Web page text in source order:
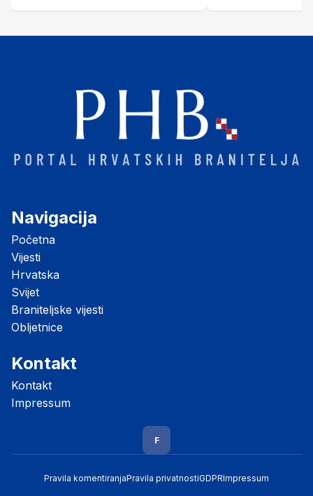
Navigacija
Početna
Vijesti
Hrvatska
Svijet
Braniteljske vijesti
Obljetnice
Kontakt
Kontakt
Impressum
F
Pravila komentiranjaPravila privatnostiGDPRImpressum